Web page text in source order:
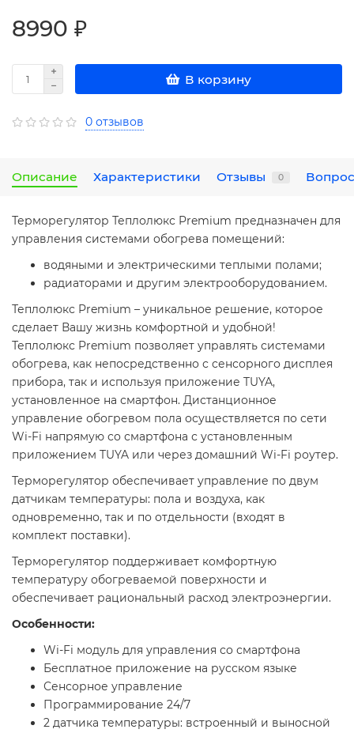
8990 ₽
В корзину
0 отзывов
Описание Характеристики Отзывы 0
Терморегулятор Теплолюкс Premium предназначен для
управления системами обогрева помещений:
водяными и электрическими теплыми полами;
радиаторами и другим электрооборудованием.
Теплолюкс Premium – уникальное решение, которое
сделает Вашу жизнь комфортной и удобной!
Теплолюкс Premium позволяет управлять системами
обогрева, как непосредственно с сенсорного дисплея
прибора, так и используя приложение TUYA,
установленное на смартфон. Дистанционное
управление обогревом пола осуществляется по сети
Wi-Fi напрямую со смартфона с установленным
приложением TUYA или через домашний Wi-Fi роутер.
Терморегулятор обеспечивает управление по двум
датчикам температуры: пола и воздуха, как
одновременно, так и по отдельности (входят в
комплект поставки).
Терморегулятор поддерживает комфортную
температуру обогреваемой поверхности и
обеспечивает рациональный расход электроэнергии.
Особенности:
Wi-Fi модуль для управления со смартфона
Бесплатное приложение на русском языке
Сенсорное управление
Программирование 24/7
2 датчика температуры: встроенный и выносной